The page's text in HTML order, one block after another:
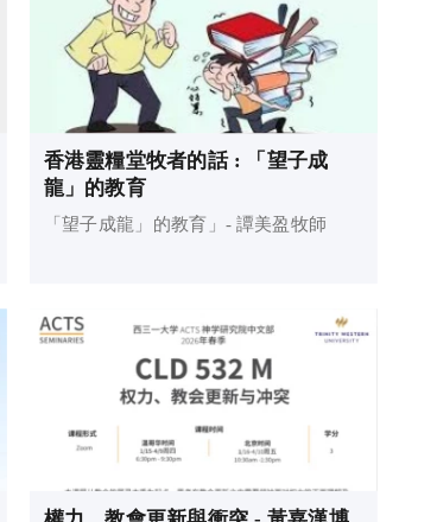
香港靈糧堂牧者的話 : 「望子成
龍」的教育
「望子成龍」的教育」- 譚美盈牧師